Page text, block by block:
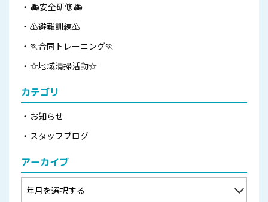
🚑安全研修🚑
⚠避難訓練⚠
🏃合同トレーニング🏃
☆地域清掃活動☆
カテゴリ
お知らせ
スタッフブログ
アーカイブ